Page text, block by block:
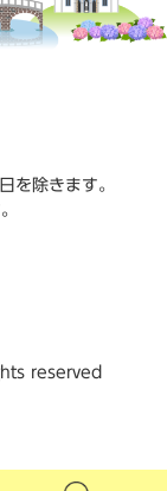
を除きます。
reserved